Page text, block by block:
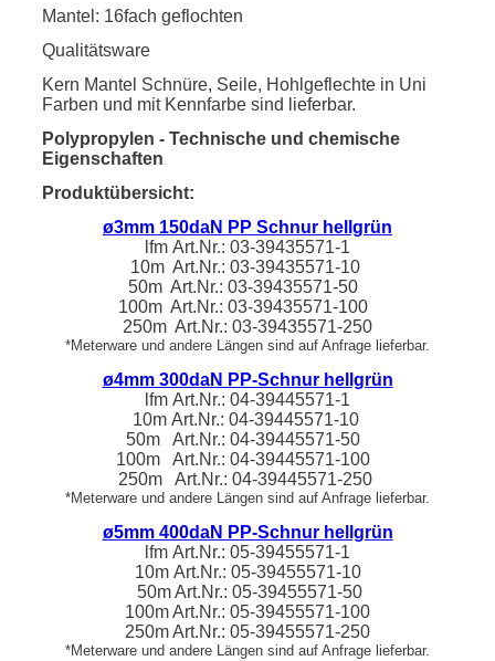
Mantel: 16fach geflochten
Qualitätsware
Kern Mantel Schnüre, Seile, Hohlgeflechte in Uni
Farben und mit Kennfarbe sind lieferbar.
Polypropylen - Technische und chemische
Eigenschaften
Produktübersicht:
ø3mm 150daN PP Schnur hellgrün
lfm Art.Nr.: 03-39435571-1
10m Art.Nr.: 03-39435571-10
50m Art.Nr.: 03-39435571-50
100m Art.Nr.: 03-39435571-100
250m Art.Nr.: 03-39435571-250
*Meterware und andere Längen sind auf Anfrage lieferbar.
ø4mm 300daN PP-Schnur hellgrün
lfm Art.Nr.: 04-39445571-1
10m Art.Nr.: 04-39445571-10
50m Art.Nr.: 04-39445571-50
100m Art.Nr.: 04-39445571-100
250m Art.Nr.: 04-39445571-250
*Meterware und andere Längen sind auf Anfrage lieferbar.
ø5mm 400daN PP-Schnur hellgrün
lfm Art.Nr.: 05-39455571-1
10m Art.Nr.: 05-39455571-10
50m Art.Nr.: 05-39455571-50
100m Art.Nr.: 05-39455571-100
250m Art.Nr.: 05-39455571-250
*Meterware und andere Längen sind auf Anfrage lieferbar.